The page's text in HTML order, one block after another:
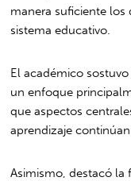
manera suficiente los
sistema educativo.
El académico
un enfoque
que aspectos
aprendizaje
Asimismo, destacó la